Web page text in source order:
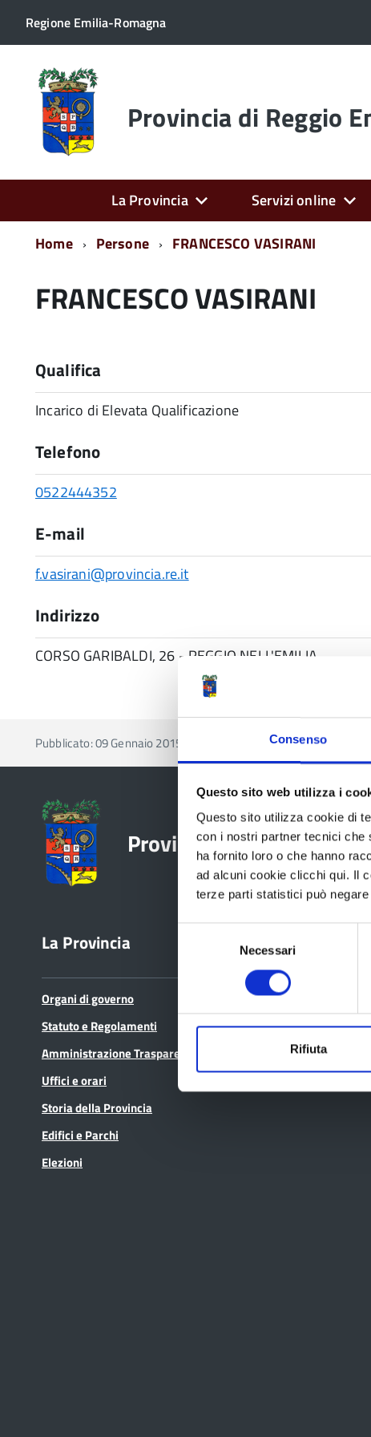
Consenso
Questo sito web utilizza i
Questo sito utilizza cookie di
con i nostri partner tecnici che
ha fornito loro o che hanno
ad alcuni cookie clicchi qui. Il
terze parti statistici può
Necessari
Rifiuta
Regione Emilia-Romagna
Torna
alla
home
page Provincia di Reggio
La Provincia Servizi online
Home
Persone FRANCESCO VASIRANI
FRANCESCO VASIRANI
Qualifica
Incarico di Elevata Qualificazione
Telefono
0522444352
E-mail
f.vasirani@provincia.re.it
Indirizzo
CORSO GARIBALDI, 26 - REGGIO NELL'EMILIA
Pubblicato: 09 Gennaio 2015 Ultima modifica: 04 Maggio
Provincia di Reggio
La Provincia
Organi di governo
Statuto e Regolamenti
Amministrazione Trasparente
Uffici e orari
Storia della Provincia
Edifici e Parchi
Elezioni
Bandi e avvisi
Bandi di gara
Avvisi pubblici
Concorsi e selezioni